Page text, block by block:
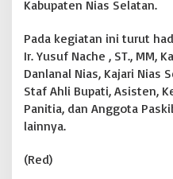
Kabupaten Nias Selatan.
Pada kegiatan ini turut
Ir. Yusuf Nache , ST., MM,
Danlanal Nias, Kajari Nias
Staf Ahli Bupati, Asisten,
Panitia, dan Anggota
lainnya.
(Red)